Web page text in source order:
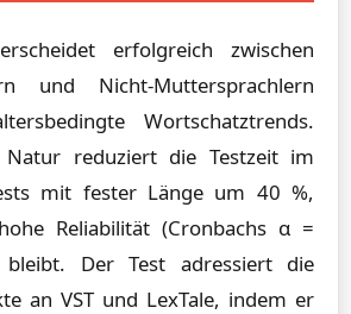
erfolgreich zwischen
und Nicht-Muttersprachlern
Wortschatztrends.
Natur reduziert die Testzeit im
mit fester Länge um 40 %,
Reliabilität (Cronbachs α =
Der Test adressiert die
an VST und LexTale, indem er